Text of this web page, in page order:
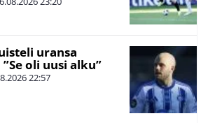
uransa
oli uusi alku”
22:57